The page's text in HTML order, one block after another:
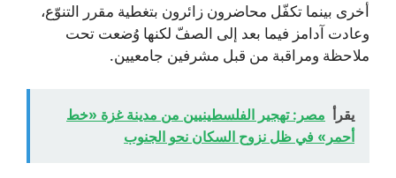
أخرى بينما تكفّل محاضرون زائرون بتغطية مقرر التنوّع،
وعادت آدامز فيما بعد إلى الصفّ لكنها وُضعت تحت
ملاحظة ومراقبة من قبل مشرفين جامعيين.
يقرأ مصر: تهجير الفلسطينيين من مدينة غزة «خط
أحمر» في ظل نزوح السكان نحو الجنوب